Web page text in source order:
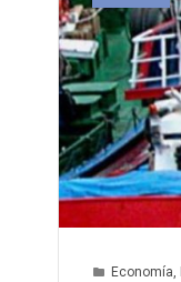
Economía,